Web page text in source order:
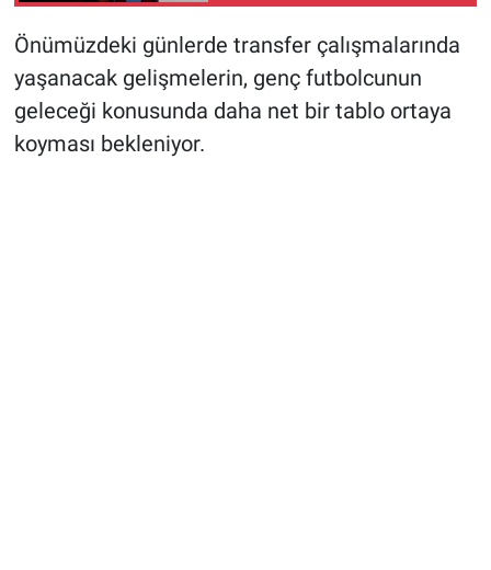
Önümüzdeki günlerde transfer çalışmalarında
yaşanacak gelişmelerin, genç futbolcunun
geleceği konusunda daha net bir tablo ortaya
koyması bekleniyor.